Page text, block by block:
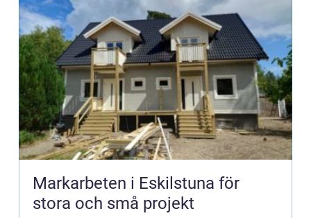
Markarbeten i Eskilstuna för
stora och små projekt